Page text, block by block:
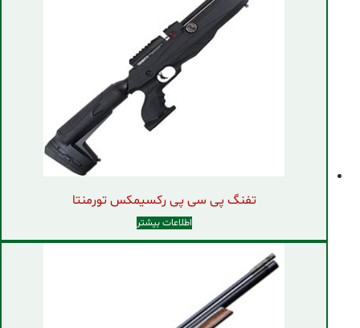
تفنگ پی سی پی رکسیمکس تورمنتا
اطلاعات بیشتر